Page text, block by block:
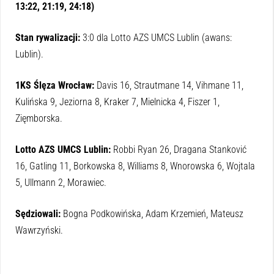
13:22, 21:19, 24:18)
Stan rywalizacji: 3:0 dla Lotto AZS UMCS Lublin (awans:
Lublin).
1KS Ślęza Wrocław: Davis 16, Strautmane 14, Vihmane 11,
Kulińska 9, Jeziorna 8, Kraker 7, Mielnicka 4, Fiszer 1,
Zięmborska.
Lotto AZS UMCS Lublin: Robbi Ryan 26, Dragana Stanković
16, Gatling 11, Borkowska 8, Williams 8, Wnorowska 6, Wojtala
5, Ullmann 2, Morawiec.
Sędziowali: Bogna Podkowińska, Adam Krzemień, Mateusz
Wawrzyński.